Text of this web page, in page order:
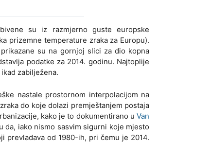
su iz razmjerno guste europske
prizemne temperature zraka za Europu).
prikazane su na gornjoj slici za dio kopna
podatke za 2014. godinu. Najtoplije
zabilježena.
nastale prostornom interpolacijom na
do koje dolazi premještanjem postaja
kako je to dokumentirano u Van
da, iako nismo sasvim sigurni koje mjesto
prevladava od 1980-ih, pri čemu je 2014.